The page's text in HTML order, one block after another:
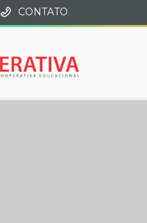
CONTATO